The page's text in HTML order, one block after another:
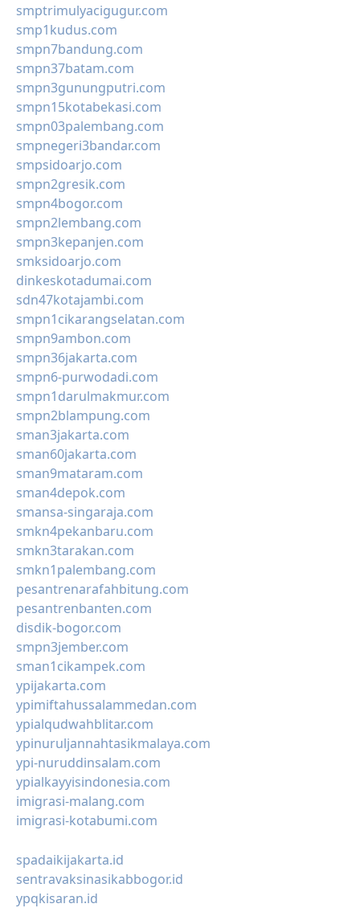
smptrimulyacigugur.com
smp1kudus.com
smpn7bandung.com
smpn37batam.com
smpn3gunungputri.com
smpn15kotabekasi.com
smpn03palembang.com
smpnegeri3bandar.com
smpsidoarjo.com
smpn2gresik.com
smpn4bogor.com
smpn2lembang.com
smpn3kepanjen.com
smksidoarjo.com
dinkeskotadumai.com
sdn47kotajambi.com
smpn1cikarangselatan.com
smpn9ambon.com
smpn36jakarta.com
smpn6-purwodadi.com
smpn1darulmakmur.com
smpn2blampung.com
sman3jakarta.com
sman60jakarta.com
sman9mataram.com
sman4depok.com
smansa-singaraja.com
smkn4pekanbaru.com
smkn3tarakan.com
smkn1palembang.com
pesantrenarafahbitung.com
pesantrenbanten.com
disdik-bogor.com
smpn3jember.com
sman1cikampek.com
ypijakarta.com
ypimiftahussalammedan.com
ypialqudwahblitar.com
ypinuruljannahtasikmalaya.com
ypi-nuruddinsalam.com
ypialkayyisindonesia.com
imigrasi-malang.com
imigrasi-kotabumi.com
spadaikijakarta.id
sentravaksinasikabbogor.id
ypqkisaran.id